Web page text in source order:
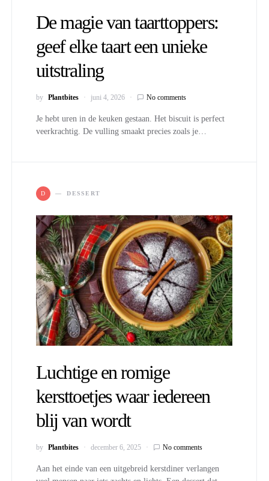
De magie van taarttoppers:
geef elke taart een unieke
uitstraling
by Plantbites juni 4, 2026 No comments
Je hebt uren in de keuken gestaan. Het biscuit is perfect
veerkrachtig. De vulling smaakt precies zoals je…
D DESSERT
Luchtige en romige
kersttoetjes waar iedereen
blij van wordt
by Plantbites december 6, 2025 No comments
Aan het einde van een uitgebreid kerstdiner verlangen